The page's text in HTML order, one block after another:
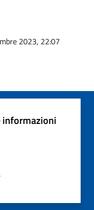
2023, 22:07
informazioni